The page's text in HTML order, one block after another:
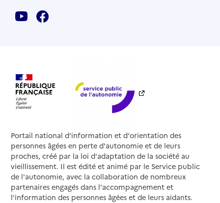
Portail national d'information et d'orientation des
personnes âgées en perte d'autonomie et de leurs
proches, créé par la loi d'adaptation de la société au
vieillissement. Il est édité et animé par le Service public
de l'autonomie, avec la collaboration de nombreux
partenaires engagés dans l'accompagnement et
l'information des personnes âgées et de leurs aidants.